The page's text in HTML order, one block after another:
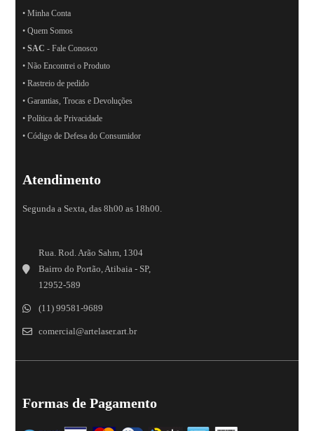
• Minha Conta
• Quem Somos
•SAC - Fale Conosco
• Não Encontrei o Produto
• Rastreio de pedido
• Garantias, Trocas e Devoluções
• Política de Privacidade
• Código de Defesa do Consumidor
Atendimento
Segunda a Sexta, das 8h00 as 18h00.
Rua. Rod. Arão Sahm, 1304
Bairro do Portão, Atibaia - SP,
12952-589
(11) 99581-9689
comercial@artelaser.art.br
Formas de Pagamento